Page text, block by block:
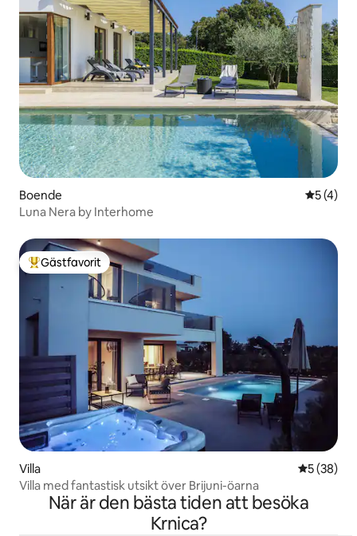
Boende 5 av 5 i
5 (4)
Luna Nera by Interhome
Populär gästfavorit
Gästfavorit
Villa 5 av 5 i
5 (38)
Villa med fantastisk utsikt över Brijuni-öarna
När är den bästa tiden att besöka
Krnica?